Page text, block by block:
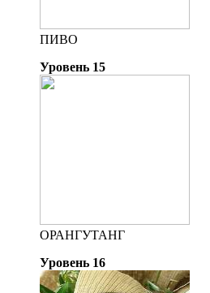
ПИВО
Уровень 15
ОРАНГУТАНГ
Уровень 16